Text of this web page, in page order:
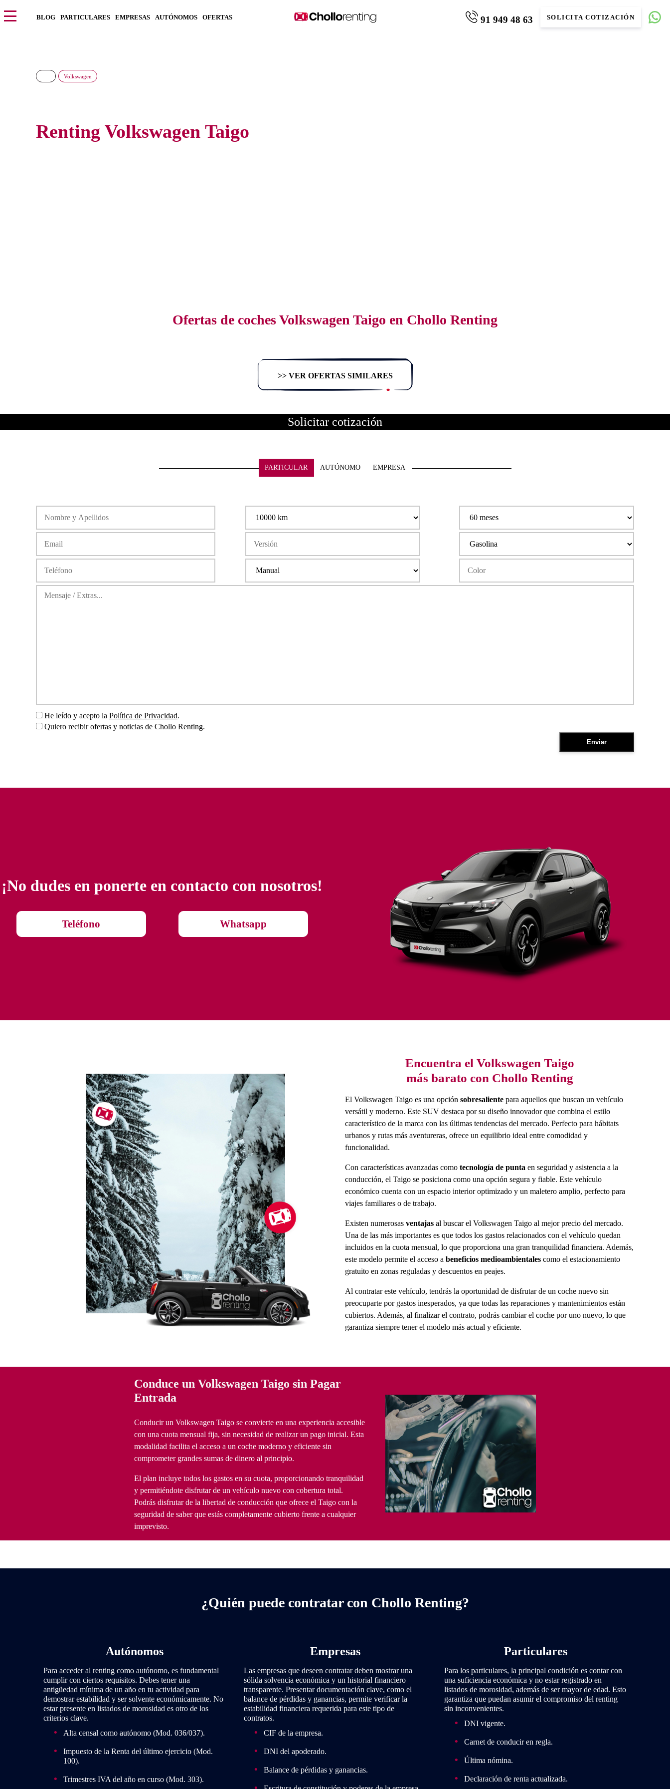
BLOG PARTICULARES EMPRESAS AUTÓNOMOS OFERTAS 91 949 48 63 SOLICITA COTIZACIÓN
Renting Volkswagen Taigo
Volkswagen
Ofertas de coches Volkswagen Taigo en Chollo Renting
>> VER OFERTAS SIMILARES
Solicitar cotización
PARTICULAR AUTÓNOMO EMPRESA
He leído y acepto la Política de Privacidad.
Quiero recibir ofertas y noticias de Chollo Renting.
¡No dudes en ponerte en contacto con nosotros!
Teléfono Whatsapp
Encuentra el Volkswagen Taigo
más barato con Chollo Renting
El Volkswagen Taigo es una opción sobresaliente para aquellos que buscan un vehículo
versátil y moderno. Este SUV destaca por su diseño innovador que combina el estilo
característico de la marca con las últimas tendencias del mercado. Perfecto para hábitats
urbanos y rutas más aventureras, ofrece un equilibrio ideal entre comodidad y
funcionalidad.
Con características avanzadas como tecnología de punta en seguridad y asistencia a la
conducción, el Taigo se posiciona como una opción segura y fiable. Este vehículo
económico cuenta con un espacio interior optimizado y un maletero amplio, perfecto para
viajes familiares o de trabajo.
Existen numerosas ventajas al buscar el Volkswagen Taigo al mejor precio del mercado.
Una de las más importantes es que todos los gastos relacionados con el vehículo quedan
incluidos en la cuota mensual, lo que proporciona una gran tranquilidad financiera. Además,
este modelo permite el acceso a beneficios medioambientales como el estacionamiento
gratuito en zonas reguladas y descuentos en peajes.
Al contratar este vehículo, tendrás la oportunidad de disfrutar de un coche nuevo sin
preocuparte por gastos inesperados, ya que todas las reparaciones y mantenimientos están
cubiertos. Además, al finalizar el contrato, podrás cambiar el coche por uno nuevo, lo que
garantiza siempre tener el modelo más actual y eficiente.
Conduce un Volkswagen Taigo sin Pagar
Entrada
Conducir un Volkswagen Taigo se convierte en una experiencia accesible
con una cuota mensual fija, sin necesidad de realizar un pago inicial. Esta
modalidad facilita el acceso a un coche moderno y eficiente sin
comprometer grandes sumas de dinero al principio.
El plan incluye todos los gastos en su cuota, proporcionando tranquilidad
y permitiéndote disfrutar de un vehículo nuevo con cobertura total.
Podrás disfrutar de la libertad de conducción que ofrece el Taigo con la
seguridad de saber que estás completamente cubierto frente a cualquier
imprevisto.
¿Quién puede contratar con Chollo Renting?
Autónomos
Para acceder al renting como autónomo, es fundamental
cumplir con ciertos requisitos. Debes tener una
antigüedad mínima de un año en tu actividad para
demostrar estabilidad y ser solvente económicamente. No
estar presente en listados de morosidad es otro de los
criterios clave.
Alta censal como autónomo (Mod. 036/037).
Impuesto de la Renta del último ejercicio (Mod.
100).
Trimestres IVA del año en curso (Mod. 303).
Empresas
Las empresas que deseen contratar deben mostrar una
sólida solvencia económica y un historial financiero
transparente. Presentar documentación clave, como el
balance de pérdidas y ganancias, permite verificar la
estabilidad financiera requerida para este tipo de
contratos.
CIF de la empresa.
DNI del apoderado.
Balance de pérdidas y ganancias.
Particulares
Para los particulares, la principal condición es contar con
una suficiencia económica y no estar registrado en
listados de morosidad, además de ser mayor de edad. Esto
garantiza que puedan asumir el compromiso del renting
sin inconvenientes.
DNI vigente.
Carnet de conducir en regla.
Última nómina.
Declaración de renta actualizada.